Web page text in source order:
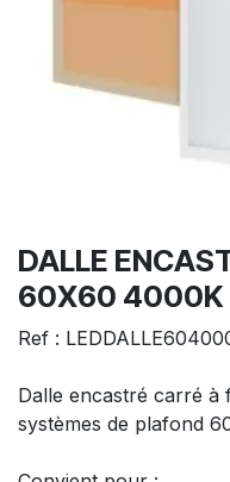
DALLE
60X60 4000K
Ref :
Dalle encastré carré à
systèmes de plafond